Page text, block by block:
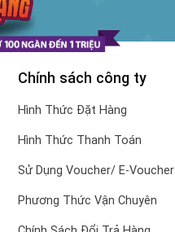
Chính sách công ty
Hình Thức Đặt Hàng
Hình Thức Thanh Toán
Sử Dụng Voucher/ E-Voucher
Phương Thức Vận Chuyên